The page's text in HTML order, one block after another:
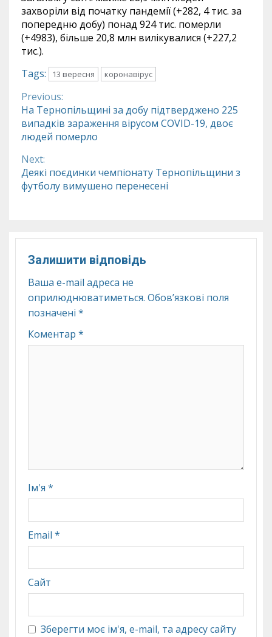
захворіли від початку пандемії (+282, 4 тис. за
попередню добу) понад 924 тис. померли
(+4983), більше 20,8 млн вилікувалися (+227,2
тис.).
Tags:
13 вересня коронавірус
Continue
Reading
Previous:
На Тернопільщині за добу підтверджено 225
випадків зараження вірусом COVID-19, двоє
людей померло
Next:
Деякі поєдинки чемпіонату Тернопільщини з
футболу вимушено перенесені
Залишити відповідь
Ваша e-mail адреса не
оприлюднюватиметься. Обов’язкові поля
позначені *
Коментар *
Ім'я *
Email *
Сайт
Зберегти моє ім'я, e-mail, та адресу сайту